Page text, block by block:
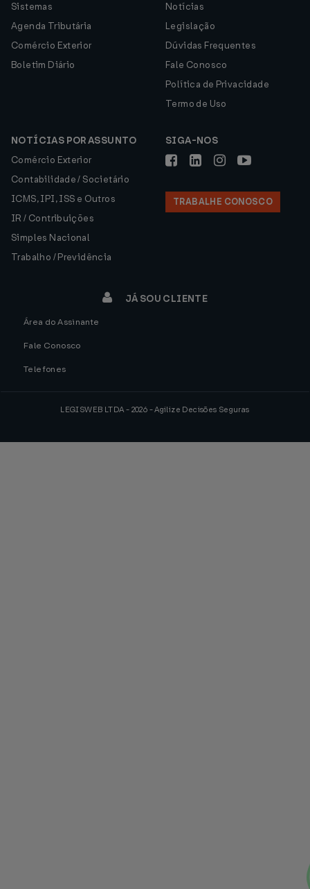
Sistemas
Agenda Tributária
Comércio Exterior
Boletim Diário
Notícias
Legislação
Dúvidas Frequentes
Fale Conosco
Política de Privacidade
Termo de Uso
NOTÍCIAS POR ASSUNTO
Comércio Exterior
Contabilidade / Societário
ICMS, IPI, ISS e Outros
IR / Contribuições
Simples Nacional
Trabalho / Previdência
SIGA-NOS
TRABALHE CONOSCO
JÁ SOU CLIENTE
Área do Assinante
Fale Conosco
Telefones
LEGISWEB LTDA - 2026 - Agilize Decisões Seguras